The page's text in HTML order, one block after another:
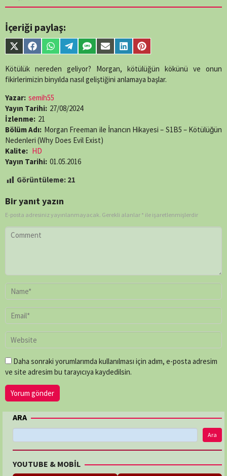
numeric value
/home/belges/public_html/belgeselsemo/wp-
content/themes/muvipro/template-
parts/content-
single-
line89
İçeriği paylaş:
Share
on
X
(Twitter)
Share
on
Facebook
Share
on
WhatsApp
Share
on
Telegram
Share
on
SMS
Share
on
Email
Share
on
LinkedIn
Share
on
Pinterest
Kötülük nereden geliyor? Morgan, kötülüğün kökünü ve onun
fikirlerimizin binyılda nasıl geliştiğini anlamaya başlar.
Yazar: semih55
Yayın Tarihi: 27/08/2024
İzlenme: 21
Bölüm Adı: Morgan Freeman ile İnancın Hikayesi – S1B5 – Kötülüğün
Nedenleri (Why Does Evil Exist)
Kalite: HD
Yayın Tarihi: 01.05.2016
Görüntüleme: 21
Bir yanıt yazın
E-posta adresiniz yayınlanmayacak. Gerekli alanlar * ile işaretlenmişlerdir
Daha sonraki yorumlarımda kullanılması için adım, e-posta adresim
ve site adresim bu tarayıcıya kaydedilsin.
ARA
Ara
YOUTUBE & MOBİL